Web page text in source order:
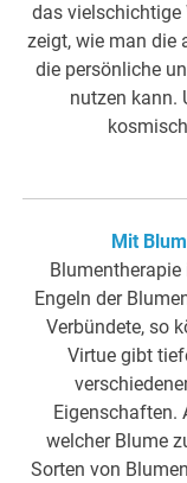
das vielschichtige
zeigt, wie man die
die persönliche
nutzen kann.
Mit
Engeln der
Verbündete, so
Virtue gibt
Eigenschaften.
welcher Blume
Sorten von